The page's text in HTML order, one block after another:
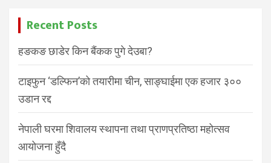
Recent Posts
हङकङ छाडेर किन बैंकक पुगे देउबा?
टाइफुन ‘डल्फिन’को तयारीमा चीन, साङ्घाईमा एक हजार ३००
उडान रद्द
नेपाली घरमा शिवालय स्थापना तथा प्राणप्रतिष्ठा महोत्सव
आयोजना हुँदै